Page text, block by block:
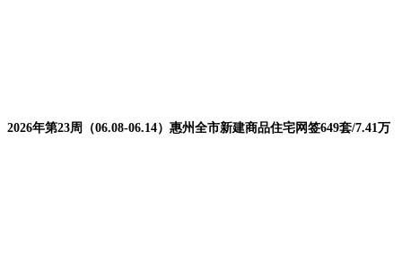
2026年第23周（06.08-06.14）惠州全市新建商品住宅网签649套/7.41万